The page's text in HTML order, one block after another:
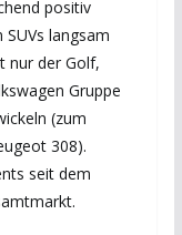
positiv
langsam
nur der Golf,
Gruppe
(zum
308).
seit dem